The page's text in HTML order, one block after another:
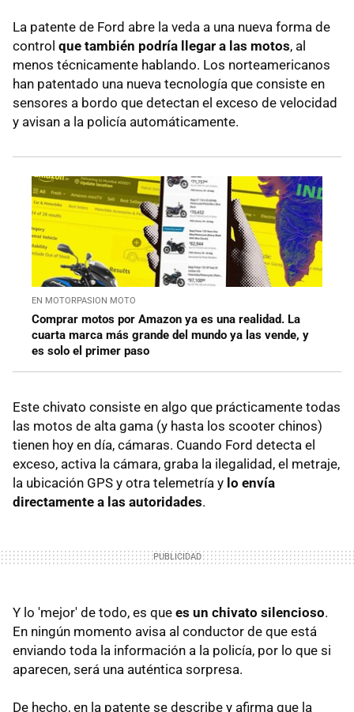
La patente de Ford abre la veda a una nueva forma de
control que también podría llegar a las motos, al
menos técnicamente hablando. Los norteamericanos
han patentado una nueva tecnología que consiste en
sensores a bordo que detectan el exceso de velocidad
y avisan a la policía automáticamente.
EN MOTORPASION MOTO
Comprar motos por Amazon ya es una realidad. La
cuarta marca más grande del mundo ya las vende, y
es solo el primer paso
Este chivato consiste en algo que prácticamente todas
las motos de alta gama (y hasta los scooter chinos)
tienen hoy en día, cámaras. Cuando Ford detecta el
exceso, activa la cámara, graba la ilegalidad, el metraje,
la ubicación GPS y otra telemetría y lo envía
directamente a las autoridades.
Y lo 'mejor' de todo, es que es un chivato silencioso.
En ningún momento avisa al conductor de que está
enviando toda la información a la policía, por lo que si
aparecen, será una auténtica sorpresa.
De hecho, en la patente se describe y afirma que la